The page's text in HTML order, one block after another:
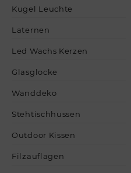
Kugel Leuchte
Laternen
Led Wachs Kerzen
Glasglocke
Wanddeko
Stehtischhussen
Outdoor Kissen
Filzauflagen